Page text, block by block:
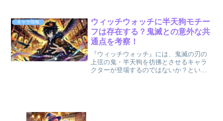
再登場するのは何話か、登場シーンの詳
細、そしてその演出がファ...
キャラ情報
ウィッチウォッチに半天狗モチー
フは存在する？鬼滅との意外な共
通点を考察！
『ウィッチウォッチ』には、鬼滅の刃の
上弦の鬼・半天狗を彷彿とさせるキャラ
クターが登場するのではないか？という